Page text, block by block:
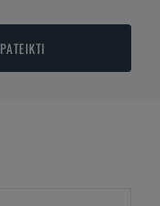
PATEIKTI